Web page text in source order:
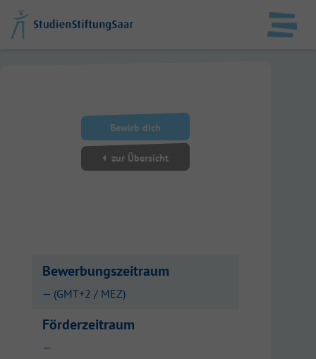
StudienStiftungSaar
Datenschutz
Bewirb dich
zur Übersicht
Bewerbungszeitraum
— (GMT+2 / MEZ)
Förderzeitraum
—